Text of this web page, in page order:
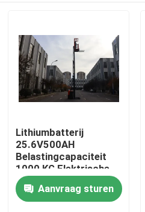
Huis
Producten
Lithiumbatterij
25.6V500AH
Belastingcapaciteit
1000 KG Elektrische
bestelling picking
Vorklift Truck Lifting
Height 8000 mm
Aanvraag sturen